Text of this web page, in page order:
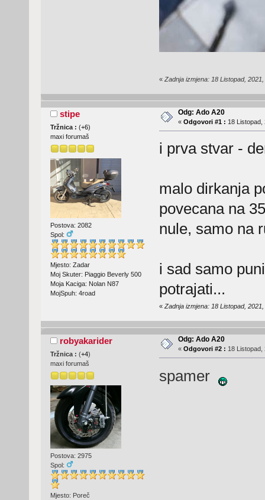
« Zadnja izmjena: 18 Listopad,
stipe
Tržnica : (+6)
maxi forumaš
Postova: 2082
Spol:
Mjesto: Zadar
Moj Skuter: Piaggio Beverly 500
Moja Kaciga: Nolan N87
MojSpuh: 4road
Odg: Ado A20
« Odgovori #1 : 18 Listopad,
i prva stvar -
malo dirkanja
povecana na
nule, samo na
i sad samo
potrajati...
« Zadnja izmjena: 18 Listopad,
robyakarider
Tržnica : (+4)
maxi forumaš
Postova: 2975
Spol:
Mjesto: Poreč
Odg: Ado A20
« Odgovori #2 : 18 Listopad,
spamer